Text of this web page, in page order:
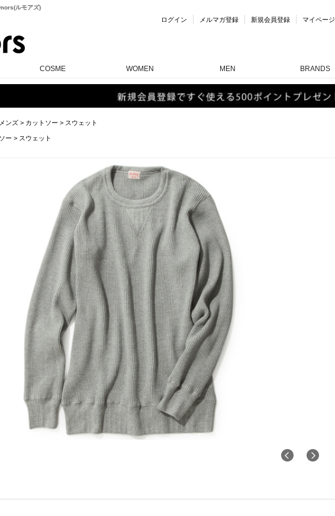
ルモアズ)
ログイン メルマガ登録 新規会員登録 マイページ
COSME WOMEN MEN BRANDS
メンズ> カットソー > スウェット
ー > スウェット